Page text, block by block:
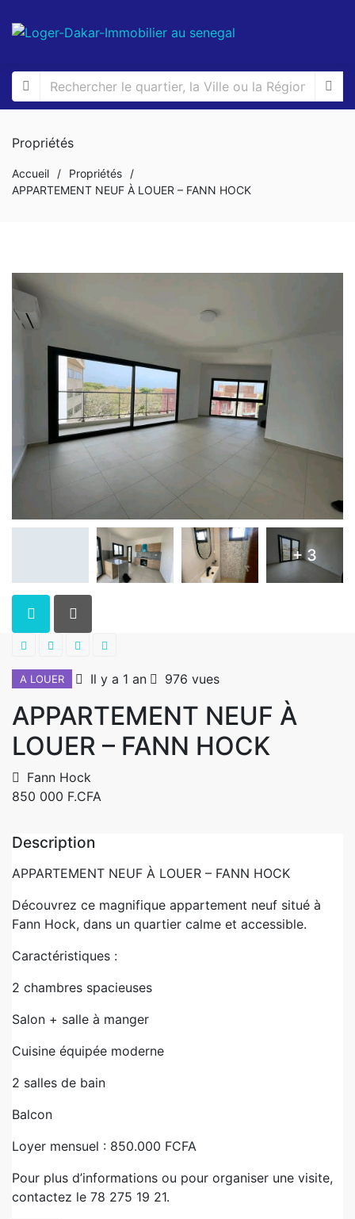
Propriétés
Accueil / Propriétés
/
APPARTEMENT NEUF À LOUER – FANN HOCK
+ 3
A LOUER Il y a 1 an 976 vues
APPARTEMENT NEUF À
LOUER – FANN HOCK
Fann Hock
850 000 F.CFA
Description
APPARTEMENT NEUF À LOUER – FANN HOCK
Découvrez ce magnifique appartement neuf situé à
Fann Hock, dans un quartier calme et accessible.
Caractéristiques :
2 chambres spacieuses
Salon + salle à manger
Cuisine équipée moderne
2 salles de bain
Balcon
Loyer mensuel : 850.000 FCFA
Pour plus d’informations ou pour organiser une visite,
contactez le 78 275 19 21.